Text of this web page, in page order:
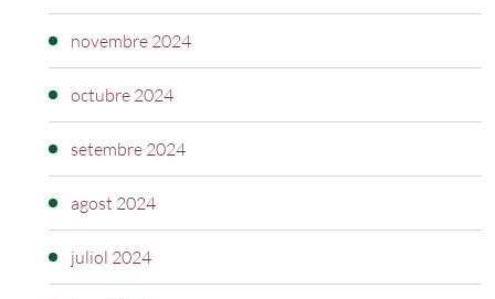
novembre 2024
octubre 2024
setembre 2024
agost 2024
juliol 2024